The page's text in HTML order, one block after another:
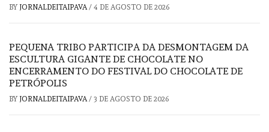
BY JORNALDEITAIPAVA / 4 DE AGOSTO DE 2026
PEQUENA TRIBO PARTICIPA DA DESMONTAGEM DA
ESCULTURA GIGANTE DE CHOCOLATE NO
ENCERRAMENTO DO FESTIVAL DO CHOCOLATE DE
PETRÓPOLIS
BY JORNALDEITAIPAVA / 3 DE AGOSTO DE 2026